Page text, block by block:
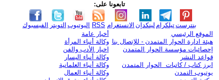
تابعونا على:
الفيسبوك التويتر اليوتيوب RSS الانستغرام لينكدإن تيلكرامبنترست
الموقع الرئيسي
هيئة ادارة الحوار المتمدن - للإتصال بنا
إحصائيات مؤسسة الحوار المتمدن
قواعد النشر
ابرز كتاب / كاتبات الحوار المتمدن
يوتيوب التمدن
أخبار عامة
وكالة أنباء المرأة
اخبار الأدب والفن
وكالة أنباء اليسار
وكالة أنباء العلمانية
وكالة أنباء العمال